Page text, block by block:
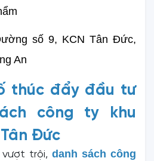
số 9, KCN Tân Đức,
An
thúc đẩy đầu tư
công ty khu
Đức
vượt trội, danh sách công